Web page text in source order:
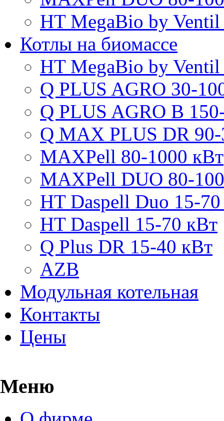
HT MegaBio by
Котлы на биомассе
HT MegaBio by
Q PLUS AGRO 30-
Q PLUS AGRO B
Q MAX PLUS DR
MAXPell 80-1000 кВт
MAXPell DUO 80-
HT Daspell Duo 15-
HT Daspell 15-70 кВт
Q Plus DR 15-40 кВт
AZB
Модульная котельная
Контакты
Цены
Меню